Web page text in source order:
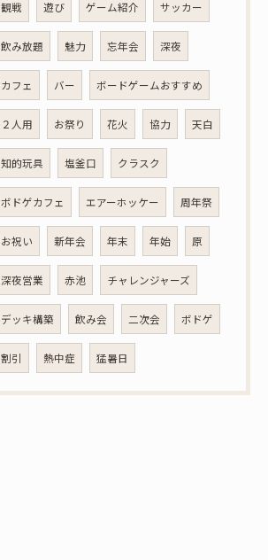
観戦 遊び ゲーム紹介 サッカー
飲み放題 魅力 忘年会 深夜
カフェ バー ボードゲームおすすめ
２人用 お祭り 花火 協力 天白
知的玩具 塩釜口 クラスク
ボドゲカフェ エアーホッケー 周年祭
お祝い 新年会 年末 年始 原
深夜営業 赤池 チャレンジャーズ
デッキ構築 飲み会 二次会 ボドゲ
割引 熱中症 猛暑日